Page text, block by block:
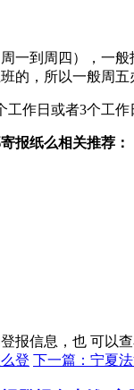
一到周四），一
的，所以一般周
工作日或者3个工
报纸么相关推荐：
报信息，也 可以
登 下一篇：宁夏